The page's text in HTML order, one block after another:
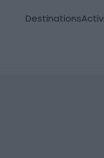
Destinations